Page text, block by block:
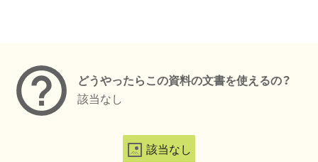
どうやったらこの資料の文書を使えるの？
該当なし
該当なし